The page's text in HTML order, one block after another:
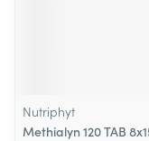
Nutriphyt
Methialyn 120 TAB